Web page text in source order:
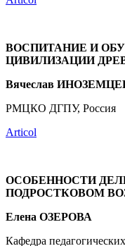
ВОСПИТАНИЕ И
ЦИВИЛИЗАЦИИ
Вячеслав
РМЦКО ДГПУ, Россия
Articol
ОСОБЕННОСТИ
ПОДРОСТКОВОМ
Елена ОЗЕРОВА
Кафедра